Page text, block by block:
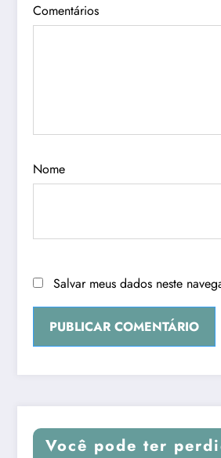
Comentários
Nome
Salvar meus dados neste
Você pode ter